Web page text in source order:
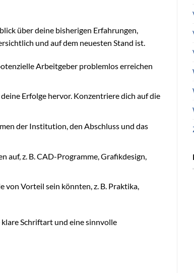
über deine bisherigen Erfahrungen,
und auf dem neuesten Stand ist.
Arbeitgeber problemlos erreichen
Erfolge hervor. Konzentriere dich auf die
der Institution, den Abschluss und das
z. B. CAD-Programme, Grafikdesign,
Vorteil sein könnten, z. B. Praktika,
Schriftart und eine sinnvolle